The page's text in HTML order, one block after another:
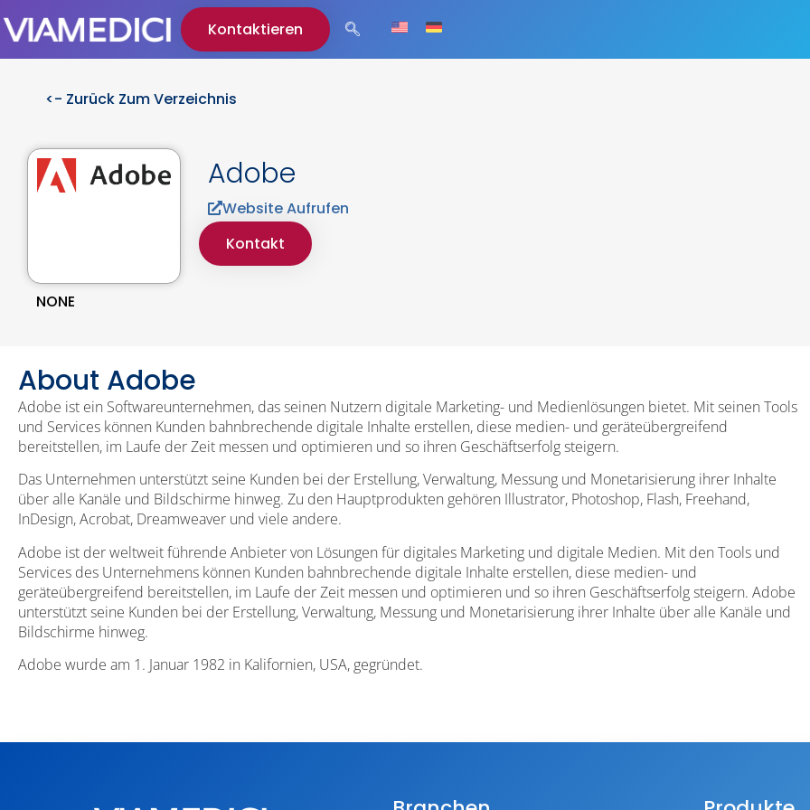
Kontaktieren
<- Zurück Zum Verzeichnis
NONE
Adobe
Website Aufrufen
Kontakt
About Adobe
Adobe ist ein Softwareunternehmen, das seinen Nutzern digitale Marketing- und Medienlösungen bietet. Mit seinen Tools
und Services können Kunden bahnbrechende digitale Inhalte erstellen, diese medien- und geräteübergreifend
bereitstellen, im Laufe der Zeit messen und optimieren und so ihren Geschäftserfolg steigern.
Das Unternehmen unterstützt seine Kunden bei der Erstellung, Verwaltung, Messung und Monetarisierung ihrer Inhalte
über alle Kanäle und Bildschirme hinweg. Zu den Hauptprodukten gehören Illustrator, Photoshop, Flash, Freehand,
InDesign, Acrobat, Dreamweaver und viele andere.
Adobe ist der weltweit führende Anbieter von Lösungen für digitales Marketing und digitale Medien. Mit den Tools und
Services des Unternehmens können Kunden bahnbrechende digitale Inhalte erstellen, diese medien- und
geräteübergreifend bereitstellen, im Laufe der Zeit messen und optimieren und so ihren Geschäftserfolg steigern. Adobe
unterstützt seine Kunden bei der Erstellung, Verwaltung, Messung und Monetarisierung ihrer Inhalte über alle Kanäle und
Bildschirme hinweg.
Adobe wurde am 1. Januar 1982 in Kalifornien, USA, gegründet.